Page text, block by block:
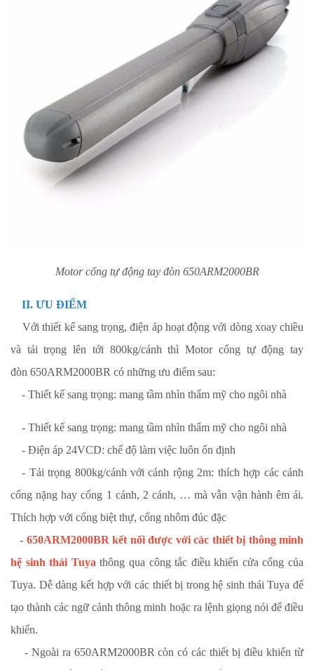
Motor cổng tự động tay đòn 650ARM2000BR
II. ƯU ĐIỂM
Với thiết kế sang trọng, điện áp hoạt động với dòng xoay chiều
và tải trọng lên tới 800kg/cánh thìMotor cổng tự động tay
đòn 650ARM2000BR có những ưu điểm sau:
- Thiết kế sang trọng: mang tầm nhìn thẩm mỹ cho ngôi nhà
- Thiết kế sang trọng: mang tầm nhìn thẩm mỹ cho ngôi nhà
- Điện áp 24VCD: chế độ làm việc luôn ổn định
- Tải trọng 800kg/cánh với cánh rộng 2m: thích hợp các cánh
cổng nặng hay cổng 1 cánh, 2 cánh, … mà vẫn vận hành êm ái.
Thích hợp với cổng biệt thự, cổng nhôm đúc đặc
- 650ARM2000BRkết nối được với các thiết bị thông minh
hệ sinh thái Tuya thông qua công tắc điều khiển cửa cổng của
Tuya. Dễ dàng kết hợp với các thiết bị trong hệ sinh thái Tuya để
tạo thành các ngữ cảnh thông minh hoặc ra lệnh giọng nói để điều
khiển.
- Ngoài ra 650ARM2000BR còn có các thiết bị điều khiển từ